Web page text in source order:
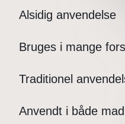
Alsidig anvendelse
Bruges i mange
Traditionel
Anvendt i både